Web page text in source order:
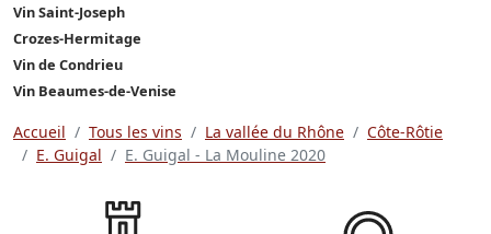
Vin Saint-Joseph
Crozes-Hermitage
Vin de Condrieu
Vin Beaumes-de-Venise
Accueil Tous les vins La vallée du Rhône
Côte-Rôtie
E. Guigal
E. Guigal - La Mouline 2020